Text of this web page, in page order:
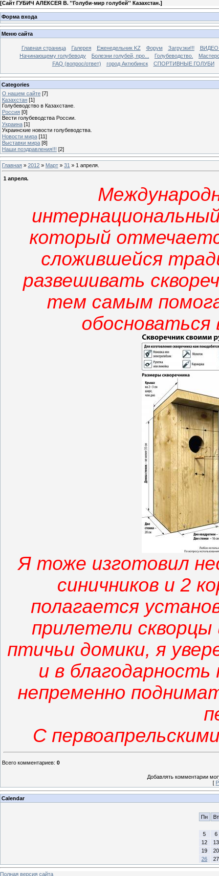
[Сайт ГУБИЧ АЛЕКСЕЯ В. ''Голуби-мир голубей'' Казахстан.]
Форма входа
Меню сайта
Главная страница Галерея Еженедельник KZ Форум Загрузки!!!
Начинающему голубеводу
Болезни голубей, про... Голубеводство.
FAQ (вопрос/ответ)
город Актюбинск СПОРТИВНЫЕ ГОЛУБИ
Categories
О нашем сайте [7]
Казахстан [1]
Голубеводство в Казахстане.
Россия [0]
Вести голубеводства России.
Украина [1]
Украинские новости голубеводства.
Новости мира [11]
Выставки мира [8]
Наши поздравления!!! [2]
Главная » 2012 » Март » 31 » 1 апреля.
1 апреля.
который
сложившейся
развешивать
тем самым
Я тоже изготовил
синичников и 2
полагается
прилетели
птичьи домики, я
и в
непременно
С
Всего комментариев: 0
Добавлять комментарии
[
Calendar
Пн Вт
5
6
12
13
19
20
26
27
Полная версия сайта